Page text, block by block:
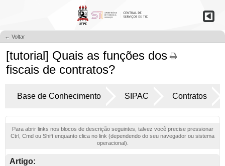
← Voltar
[tutorial] Quais as funções dos
fiscais de contratos?
Base de Conhecimento SIPAC Contratos
Para abrir links nos blocos de descrição seguintes, talvez você precise pressionar
Ctrl, Cmd ou Shift enquanto clica no link (dependendo do seu navegador ou sistema
operacional).
Artigo: